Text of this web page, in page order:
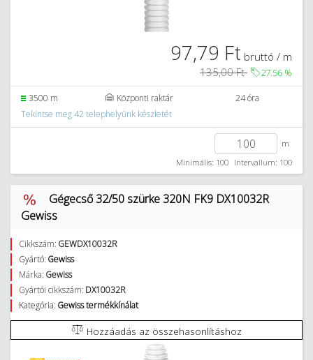
97,79 Ft bruttó / m
135,00 Ft
27.56 %
3500 m Központi raktár
24 óra
Tekintse meg 42 telephelyünk készletét
m
Minimális: 100 Intervallum: 100
Gégecső 32/50 szürke 320N FK9 DX10032R
Gewiss
Cikkszám: GEWDX10032R
Gyártó: Gewiss
Márka: Gewiss
Gyártói cikkszám: DX10032R
Kategória: Gewiss termékkínálat
Hozzáadás az összehasonlításhoz